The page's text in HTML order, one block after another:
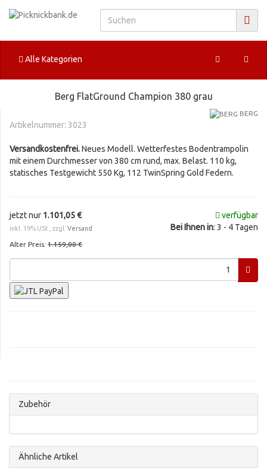
Alle Kategorien
Berg FlatGround Champion 380 grau
BERG
Artikelnummer: 3023
Versandkostenfrei.Neues Modell. Wetterfestes Bodentrampolin
mit einem Durchmesser von 380 cm rund, max. Belast. 110 kg,
statisches Testgewicht 550 Kg, 112 TwinSpring Gold Federn.
jetzt nur 1.101,05 €
inkl. 19% USt., zzgl. Versand
Alter Preis: 1.159,00 €
verfügbar
Bei Ihnen in: 3 - 4 Tagen
Zubehör
Ähnliche Artikel